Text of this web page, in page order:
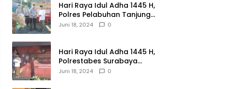
Hari Raya Idul Adha 1445 H,
Polres Pelabuhan Tanjung
Perak Salurkan 49 Hewan
Juni 18, 2024 0
Hari Raya Idul Adha 1445 H,
Polrestabes Surabaya
Menerima dan Menyalurkan
Juni 18, 2024 0